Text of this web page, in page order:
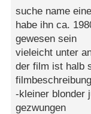
suche name
habe ihn ca.
gewesen sein
vieleicht unter
der film ist halb
-kleiner blonder
gezwungen